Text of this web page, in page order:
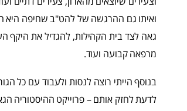
ואיתו גם ההרגשה של להט"ב שחיפה היא
גאה לצד בית הקהילות, להגדיל את היקף
מרפאה קבועה ועוד.
בנוסף הייתי רוצה לנסות ולעבוד עם כל
לדעת לחזק אותם – פרוייקט ההיסטוריה